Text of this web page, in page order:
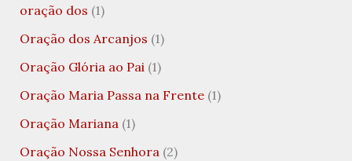
oração dos (1)
Oração dos Arcanjos (1)
Oração Glória ao Pai(1)
Oração Maria Passa na Frente(1)
Oração Mariana(1)
Oração Nossa Senhora(2)